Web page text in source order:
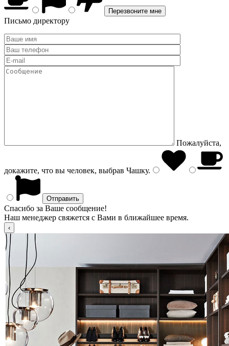
Письмо директору
Пожалуйста,
докажите, что вы человек, выбрав Чашку.
Спасибо за Ваше сообщение!
Наш менеджер свяжется с Вами в ближайшее время.